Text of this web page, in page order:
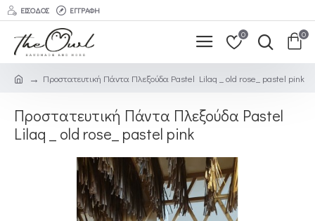
ΕΊΣΟΔΟΣ ΕΓΓΡΑΦΉ
0 0
Προστατευτική Πάντα Πλεξούδα Pastel Lilaq _ old rose_ pastel pink
Προστατευτική Πάντα Πλεξούδα Pastel
Lilaq _ old rose_ pastel pink